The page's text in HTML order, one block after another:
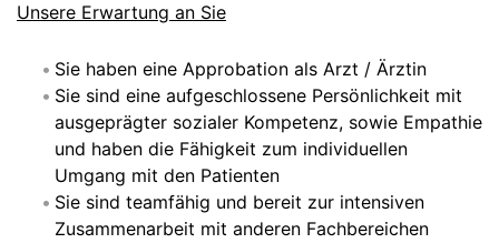
Unsere Erwartung an Sie
Sie haben eine Approbation als Arzt / Ärztin
Sie sind eine aufgeschlossene Persönlichkeit mit
ausgeprägter sozialer Kompetenz, sowie Empathie
und haben die Fähigkeit zum individuellen
Umgang mit den Patienten
Sie sind teamfähig und bereit zur intensiven
Zusammenarbeit mit anderen Fachbereichen